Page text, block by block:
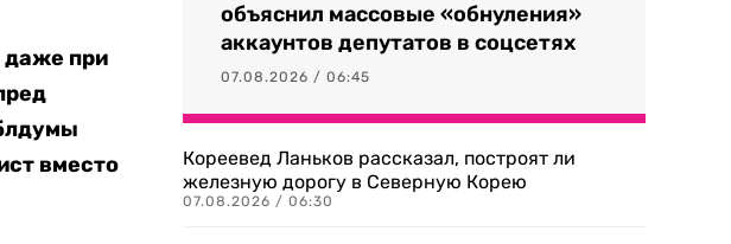
даже при
вместо
объяснил массовые «обнуления»
аккаунтов депутатов в соцсетях
07.08.2026 / 06:45
Кореевед Ланьков рассказал, построят ли
железную дорогу в Северную Корею
07.08.2026 / 06:30